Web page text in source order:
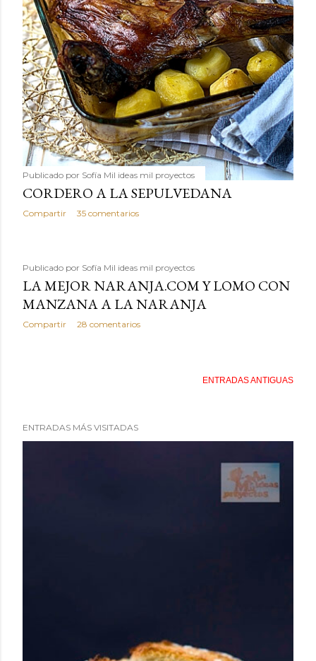
Publicado por Sofía Mil ideas mil proyectos
CORDERO A LA SEPULVEDANA
Compartir 35 comentarios
Publicado por Sofía Mil ideas mil proyectos
LA MEJOR NARANJA.COM Y LOMO CON
MANZANA A LA NARANJA
Compartir 28 comentarios
ENTRADAS ANTIGUAS
ENTRADAS MÁS VISITADAS